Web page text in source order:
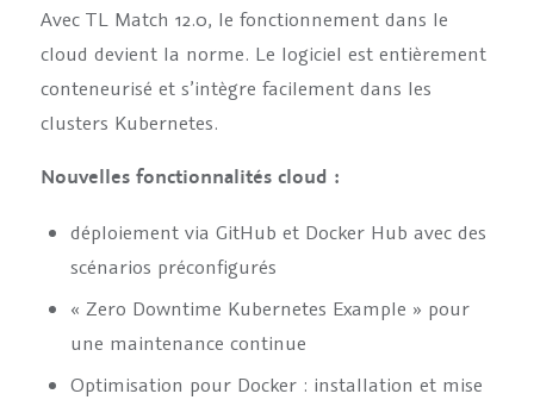
Avec TL Match 12.0, le fonctionnement dans le
cloud devient la norme. Le logiciel est entièrement
conteneurisé et s’intègre facilement dans les
clusters Kubernetes.
Nouvelles fonctionnalités cloud :
déploiement via GitHub et Docker Hub avec des
scénarios préconfigurés
« Zero Downtime Kubernetes Example » pour
une maintenance continue
Optimisation pour Docker : installation et mise